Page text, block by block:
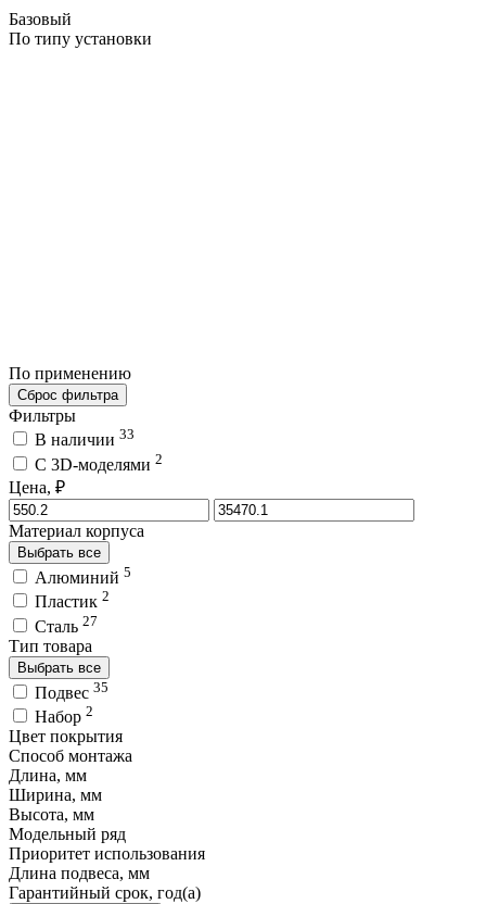
Базовый
По типу установки
По применению
Сброс фильтра
Фильтры
В наличии 33
C 3D-моделями 2
Цена, ₽
Материал корпуса
Выбрать все
Алюминий 5
Пластик 2
Сталь 27
Тип товара
Выбрать все
Подвес 35
Набор 2
Цвет покрытия
Способ монтажа
Длина, мм
Ширина, мм
Высота, мм
Модельный ряд
Приоритет использования
Длина подвеса, мм
Гарантийный срок, год(а)